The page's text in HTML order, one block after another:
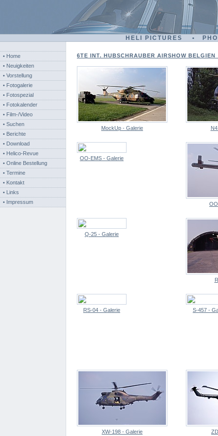
HELI PICTURES •
• Home
• Neuigkeiten
• Vorstellung
• Fotogalerie
• Fotospezial
• Fotokalender
• Film-/Video
• Suchen
• Berichte
• Download
• Helico-Revue
• Online Bestellung
• Termine
• Kontakt
• Links
• Impressum
6TE INT. HUBSCHRAUBER AIRSHOW
MockUp - Galerie
OO-EMS - Galerie
Q-25 - Galerie
RS-04 - Galerie S-457 -
XW-198 - Galerie